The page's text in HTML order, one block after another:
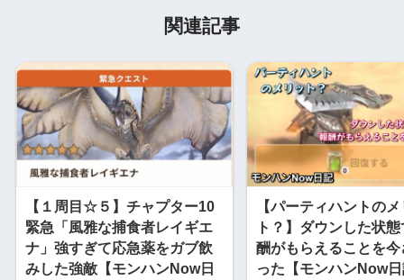
関連記事
【１周目☆５】チャプター10
緊急「風雅な捕食者レイギエ
ナ」強すぎて応急薬をガブ飲
みした強敵【モンハンNow日
【パーティハントの
ト？】ダウンした状
酬がもらえることを今
った【モンハンNow